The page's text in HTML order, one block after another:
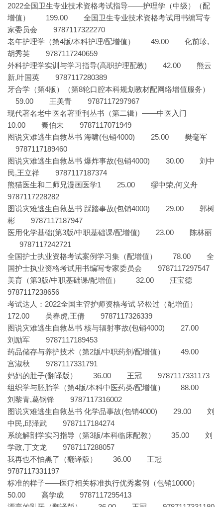
2022全国卫生专业技术资格考试指导——护理学（中级）（配
增值） 199.00 全国卫生专业技术资格考试用书编写专
家委员会 9787117322270
老年护理学（第4版/本科护理/配增值） 49.00 化前珍,
胡秀英 9787117240659
外科护理学实训与学习指导(高职护理配教) 42.00 熊云
新,叶国英 9787117280389
牙合学（第4版）（第8轮口腔本科规划教材配网络增值服务）
59.00 王美青 9787117297967
现代著名老中医名著重刊丛书（第二辑）——中医入门
10.00 秦伯未 9787117071949
图说灾难逃生自救丛书 海啸(包销4000) 25.00 樊毫军
9787117189460
图说灾难逃生自救丛书 爆炸事故(包销4000) 30.00 刘中
民,王立祥 9787117187374
熊猫医生和二师兄漫画医学1 25.00 缪中荣,何义舟
9787117228282
图说灾难逃生自救丛书 踩踏事故(包销4000) 29.00 郭树
彬 9787117187947
医用化学基础(第3版/中职基础课/配增值) 23.00 陈林丽
9787117242721
全国护士执业资格考试案例学习集（配增值） 78.00 全
国护士执业资格考试用书编写专家委员会 9787117297547
美育（第3版/中职基础课/配增值） 32.00 汪宝德
9787117238656
考试达人：2022全国主管护师资格考试 轻松过（配增值）
172.00 吴春虎,王倩 9787117326339
图说灾难逃生自救丛书 核与辐射事故(包销4000) 27.00
刘励军 9787117189453
药品储存与养护技术（第2版/中职药剂/配增值） 49.00
宫淑秋 9787117331791
妈妈的肚子(翻译版） 36.00 王冠 9787117331173
组织学与胚胎学（第4版/本科中医药类/配增值） 88.00
刘黎青,葛钢锋 9787117316002
图说灾难逃生自救丛书 化学品事故(包销4000) 29.00 刘
中民,邱泽武 9787117184274
系统解剖学实习指导（第3版/本科临床配教） 35.00 刘
学政,丁文龙 9787117288057
我再也不怕黑了（翻译版） 36.00 王冠
9787117331197
标准的样子——医疗相关标准执行优秀案例（包销10000）
50.00 高学成 9787117295413